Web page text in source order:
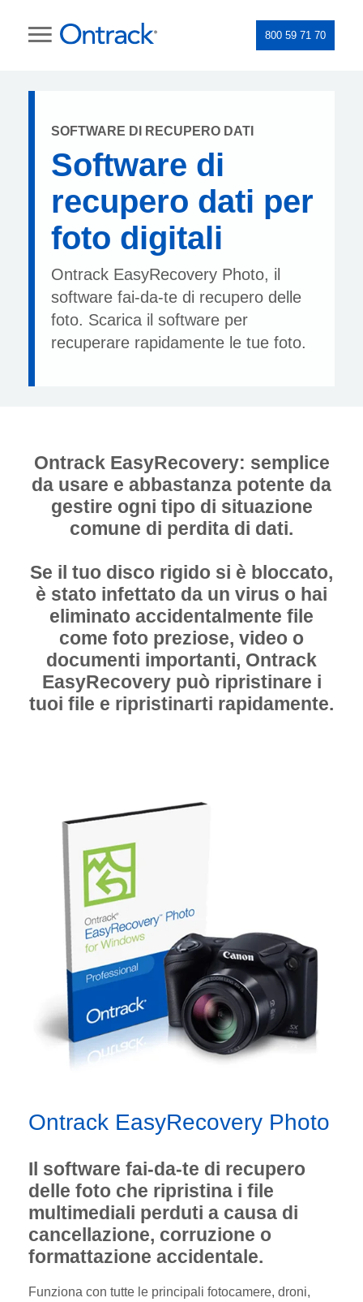
800 59 71 70
SOFTWARE DI RECUPERO DATI
Software di
recupero dati per
foto digitali
Ontrack EasyRecovery Photo, il
software fai-da-te di recupero delle
foto. Scarica il software per
recuperare rapidamente le tue foto.
Ontrack EasyRecovery: semplice
da usare e abbastanza potente da
gestire ogni tipo di situazione
comune di perdita di dati.
Se il tuo disco rigido si è bloccato,
è stato infettato da un virus o hai
eliminato accidentalmente file
come foto preziose, video o
documenti importanti, Ontrack
EasyRecovery può ripristinare i
tuoi file e ripristinarti rapidamente.
Ontrack EasyRecovery Photo
Il software fai-da-te di recupero
delle foto che ripristina i file
multimediali perduti a causa di
cancellazione, corruzione o
formattazione accidentale.
Funziona con tutte le principali fotocamere, droni,